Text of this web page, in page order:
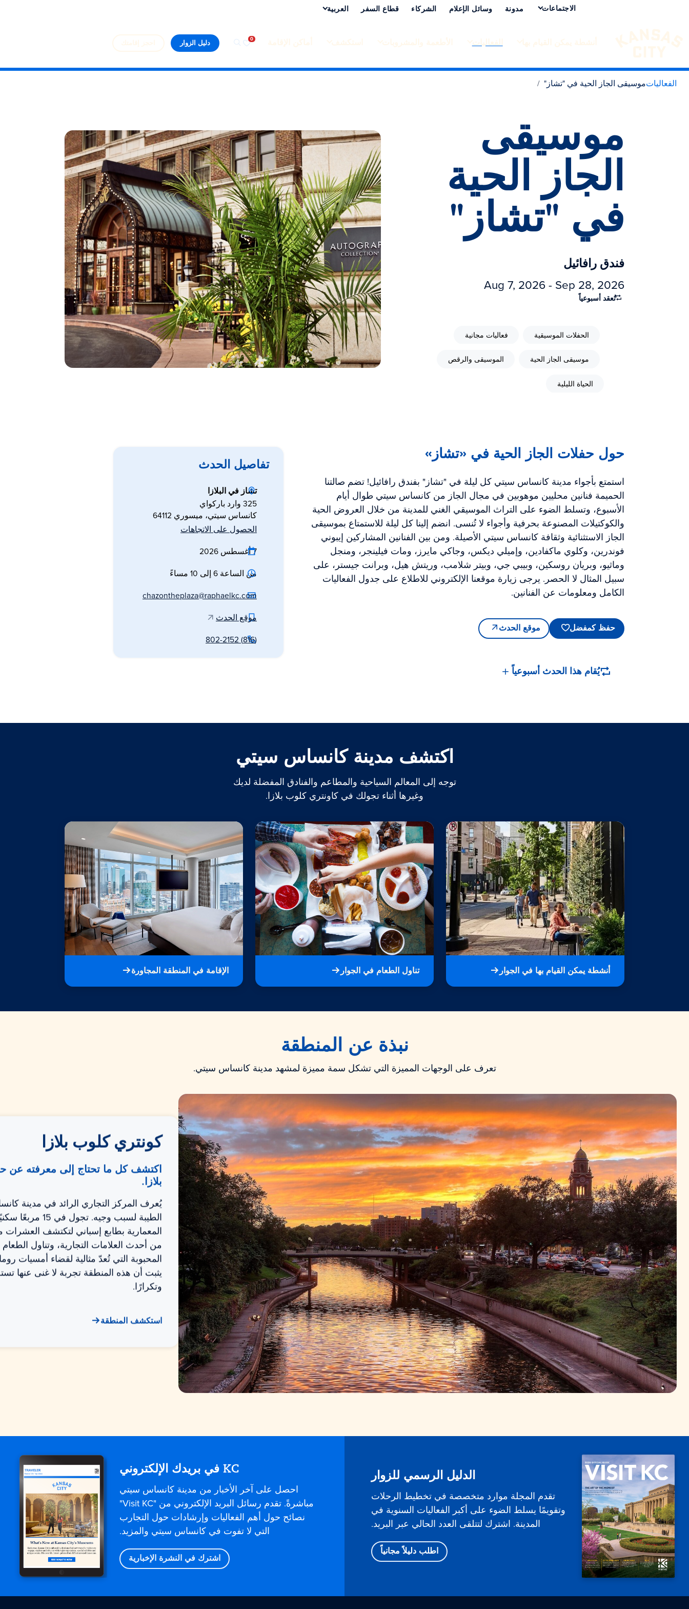
تفضل بزيارة مدينة كانساس سيتي
دليل الزوار
الاجتماعات مدونة وسائل الإعلام الشركاء قطاع السفر العربية‏
الانتقال إلى المحتوى
الفعالياتموسيقى الجاز الحية في "تشاز"
موسيقى
الجاز الحية
في "تشاز"
فندق رافائيل
Aug 7, 2026 - Sep 28, 2026
تُعقد أسبوعياً
الحفلات الموسيقية فعاليات مجانية
موسيقى الجاز الحية الموسيقى والرقص
الحياة الليلية
حول حفلات الجاز الحية في «تشاز»
استمتع بأجواء مدينة كانساس سيتي كل ليلة في "تشاز" بفندق رافائيل! تضم صالتنا
الحميمة فنانين محليين موهوبين في مجال الجاز من كانساس سيتي طوال أيام
الأسبوع، وتسلط الضوء على التراث الموسيقي الغني للمدينة من خلال العروض الحية
والكوكتيلات المصنوعة بحرفية وأجواء لا تُنسى. انضم إلينا كل ليلة للاستمتاع بموسيقى
الجاز الاستثنائية وثقافة كانساس سيتي الأصيلة. ومن بين الفنانين المشاركين إيبوني
فوندرين، وكلوي ماكفادين، وإميلي ديكس، وجاكي مايرز، ومات فيلينجر، ومنجل
وماثيو، وبريان روسكين، وبيبي جي، وبيتر شلامب، وريتش هيل، وبرانت جيستر، على
سبيل المثال لا الحصر. يرجى زيارة موقعنا الإلكتروني للاطلاع على جدول الفعاليات
الكامل ومعلومات عن الفنانين.
حفظ كمفضل موقع الحدث
يُقام هذا الحدث أسبوعياً
تفاصيل الحدث
تشاز في البلازا
325 وارد باركواي
كانساس سيتي، ميسوري 64112
الحصول على الاتجاهات
7 أغسطس 2026
من الساعة 6 إلى 10 مساءً
chazontheplaza@raphaelkc.com
موقع الحدث
(816) 802-2152
اكتشف مدينة كانساس سيتي
توجه إلى المعالم السياحية والمطاعم والفنادق المفضلة لديك
وغيرها أثناء تجولك في كاونتري كلوب بلازا.
أنشطة يمكن القيام بها في الجوار تناول الطعام في الجوار الإقامة في المنطقة المجاورة
نبذة عن المنطقة
تعرف على الوجهات المميزة التي تشكل سمة مميزة لمشهد مدينة كانساس سيتي.
كونتري كلوب بلازا
اكتشف كل ما تحتاج إلى معرفته عن
بلازا.
يُعرف المركز التجاري الرائد في مدينة
الطيبة لسبب وجيه.
المعمارية بطابع إسباني لتكتشف العشرات
من أحدث العلامات التجارية، وتناول
المحبوبة التي تُعدّ مثالية لقضاء أمسيات
يثبت أن هذه المنطقة تجربة لا غنى عنها
وتكرارًا.
استكشف المنطقة
الدليل الرسمي للزوار
تقدم المجلة موارد متخصصة في تخطيط الرحلات
وتقويمًا يسلط الضوء على أكبر الفعاليات السنوية في
المدينة. اشترك لتتلقى العدد الحالي عبر البريد.
اطلب دليلاً مجانياً
KC في بريدك الإلكتروني
احصل على آخر الأخبار من مدينة كانساس سيتي
مباشرةً. تقدم رسائل البريد الإلكتروني من "Visit KC"
نصائح حول أهم الفعاليات وإرشادات حول التجارب
التي لا تفوت في كانساس سيتي والمزيد.
اشترك في النشرة الإخبارية